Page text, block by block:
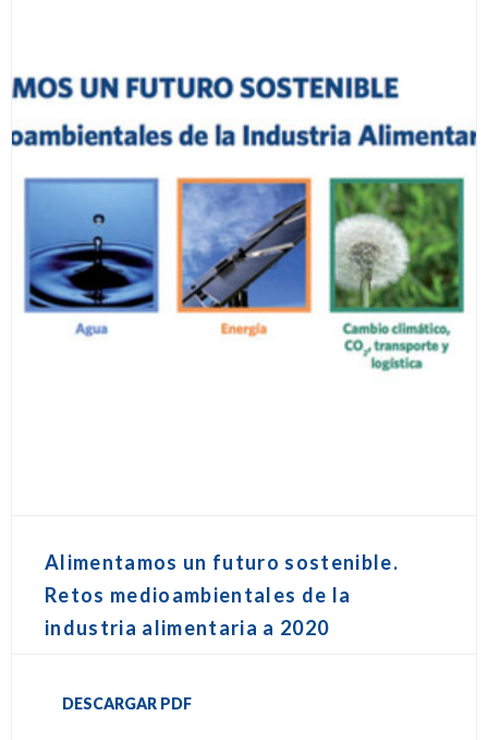
Alimentamos un futuro sostenible.
Retos medioambientales de la
industria alimentaria a 2020
DESCARGAR PDF